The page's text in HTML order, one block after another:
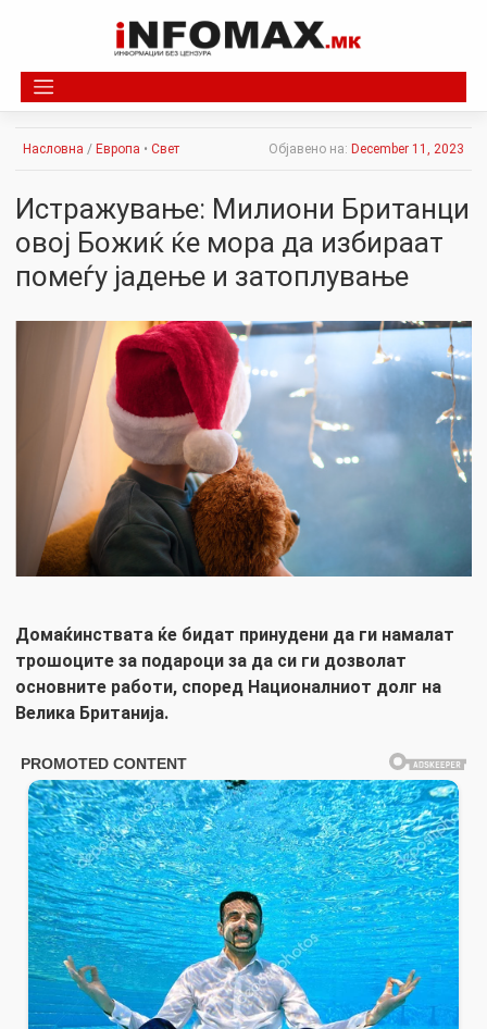
Насловна / Европа • Свет Објавено на: December 11, 2023
Истражување: Милиони Британци
овој Божиќ ќе мора да избираат
помеѓу јадење и затоплување
Домаќинствата ќе бидат принудени да ги намалат
трошоците за подароци за да си ги дозволат
основните работи, според Националниот долг на
Велика Британија.